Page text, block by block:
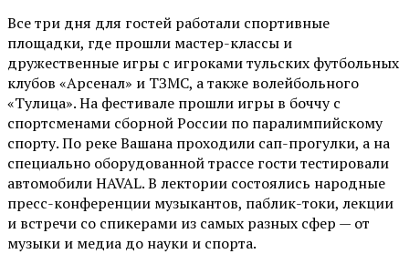
Все три дня для гостей работали спортивные
площадки, где прошли мастер-классы и
дружественные игры с игроками тульских футбольных
клубов «Арсенал» и ТЗМС, а также волейбольного
«Тулица». На фестивале прошли игры в боччу с
спортсменами сборной России по паралимпийскому
спорту. По реке Вашана проходили сап-прогулки, а на
специально оборудованной трассе гости тестировали
автомобили HAVAL. В лектории состоялись народные
пресс-конференции музыкантов, паблик-токи, лекции
и встречи со спикерами из самых разных сфер — от
музыки и медиа до науки и спорта.